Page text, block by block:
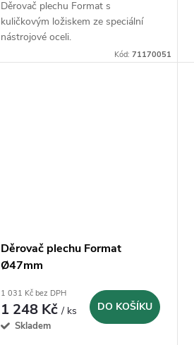
Děrovač plechu Format s
kuličkovým ložiskem ze speciální
nástrojové oceli.
Kód: 71170051
Děrovač plechu Format
Ø47mm
1 031 Kč bez DPH
1 248 Kč/ ks
Skladem
DO KOŠÍKU